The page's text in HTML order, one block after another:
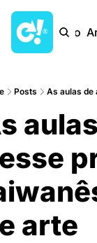
Início
Posts As aulas de
arte